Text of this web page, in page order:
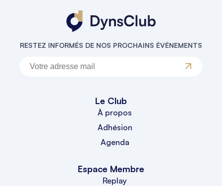
RESTEZ INFORMÉS DE NOS PROCHAINS ÉVÉNEMENTS
Le Club
À propos
Adhésion
Agenda
Espace Membre
Replay